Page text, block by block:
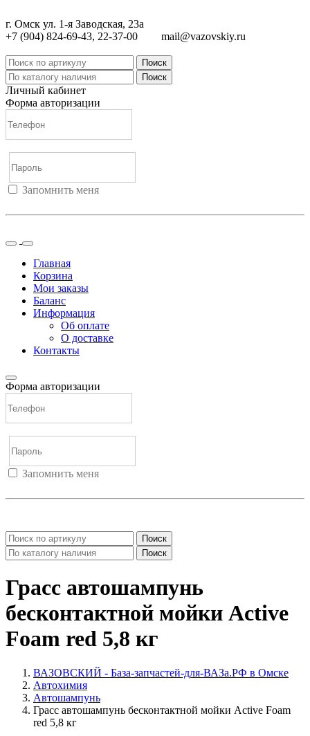
г. Омск ул. 1-я Заводская, 23а
+7 (904) 824-69-43, 22-37-00
mail@vazovskiy.ru
Поиск
Поиск
Личный кабинет
Форма авторизации
Запомнить меня
Главная
Корзина
Мои заказы
Баланс
Информация
Об оплате
О доставке
Контакты
Форма авторизации
Запомнить меня
Поиск
Поиск
Грасс автошампунь
бесконтактной мойки Active
Foam red 5,8 кг
ВАЗОВСКИЙ - База-запчастей-для-ВАЗа.РФ в Омске
Автохимия
Автошампунь
Грасс автошампунь бесконтактной мойки Active Foam
red 5,8 кг